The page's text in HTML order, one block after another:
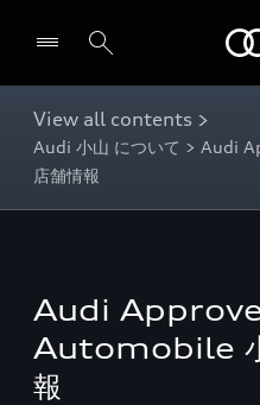
View all contents >
Audi 小山 について > Audi
店舗情報
Audi
Automobile 小
報